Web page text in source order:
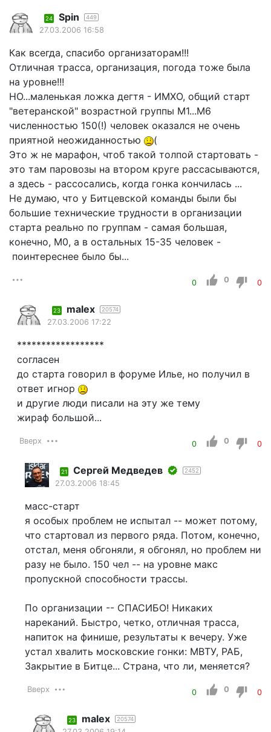
24 Spin 449
27.03.2006 16:58
Как всегда, спасибо организаторам!!!
Отличная трасса, организация, погода тоже была
на уровне!!!
НО...маленькая ложка дегтя - ИМХО, общий старт
"ветеранской" возрастной группы М1...М6
численностью 150(!) человек оказался не очень
приятной неожиданностью
(
Это ж не марафон, чтоб такой толпой стартовать -
это там паровозы на втором круге рассасываются,
а здесь - рассосались, когда гонка кончилась ...
Не думаю, что у Битцевской команды были бы
большие технические трудности в организации
старта реально по группам - самая большая,
конечно, М0, а в остальных 15-35 человек -
поинтереснее было бы...
0 0 0
23 malex 20574
27.03.2006 17:22
******************
согласен
до старта говорил в форуме Илье, но получил в
ответ игнор
и другие люди писали на эту же тему
жираф большой...
Вверх 0 0 0
21 Сергей Медведев 2452
27.03.2006 18:45
масс-старт
я особых проблем не испытал -- может потому,
что стартовал из первого ряда. Потом, конечно,
отстал, меня обгоняли, я обгонял, но проблем ни
разу не было. 150 чел -- на уровне макс
пропускной способности трассы.
По организации -- СПАСИБО! Никаких
нареканий. Быстро, четко, отличная трасса,
напиток на финише, результаты к вечеру. Уже
устал хвалить московские гонки: МВТУ, РАБ,
Закрытие в Битце... Страна, что ли, меняется?
Вверх 0 0 0
23 malex 20574